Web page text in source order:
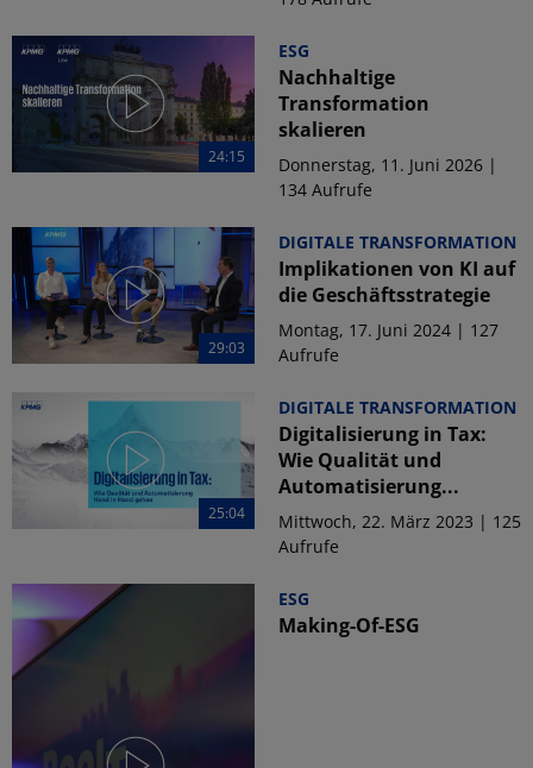
24:15
ESG
Nachhaltige
Transformation
skalieren
Donnerstag, 11. Juni 2026 |
134 Aufrufe
29:03
DIGITALE TRANSFORMATION
Implikationen von KI auf
die Geschäftsstrategie
Montag, 17. Juni 2024 | 127
Aufrufe
25:04
DIGITALE TRANSFORMATION
Digitalisierung in Tax:
Wie Qualität und
Automatisierung...
Mittwoch, 22. März 2023 | 125
Aufrufe
ESG
Making-Of-ESG